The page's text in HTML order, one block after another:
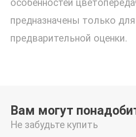
особенностей
предназначены только для
предварительной оценки.
Вам могут
Не забудьте купить